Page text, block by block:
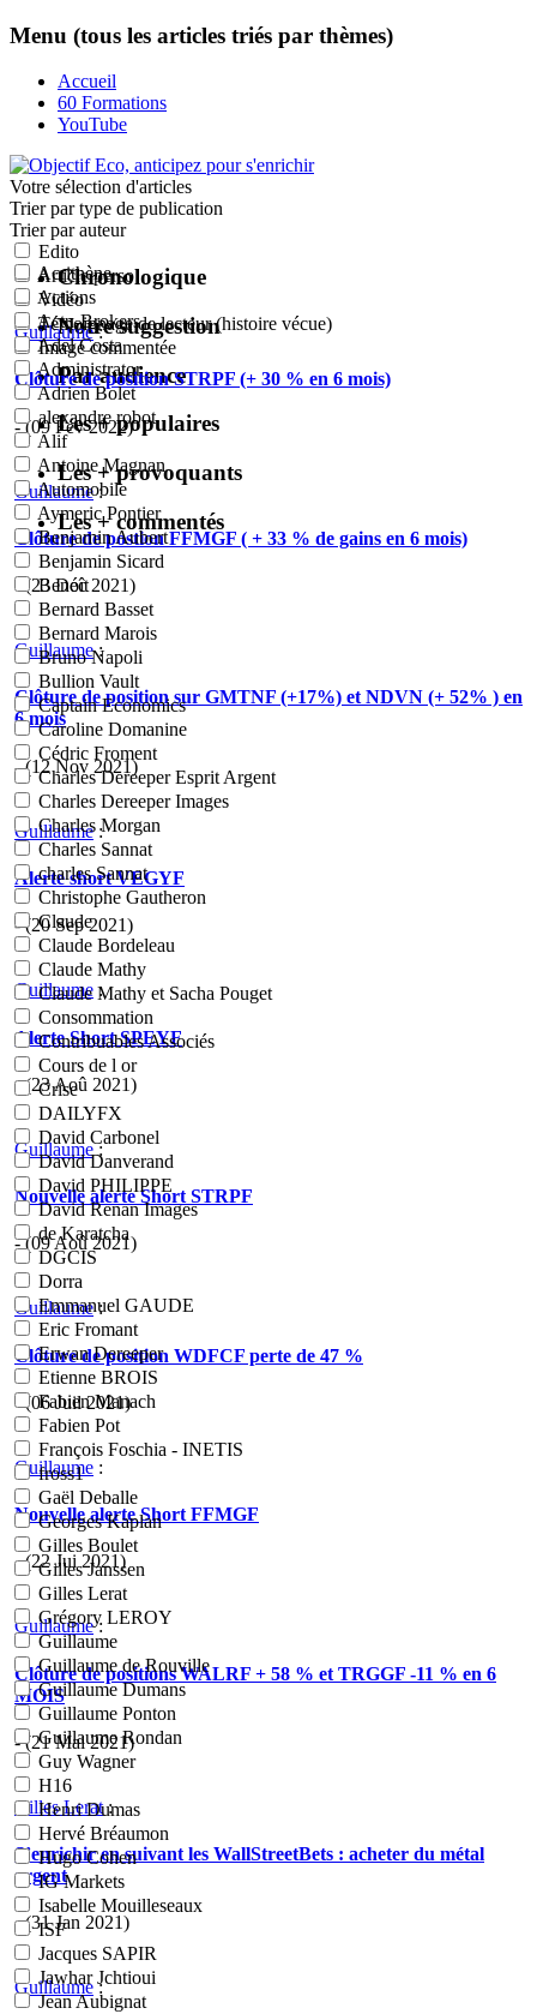
Menu (tous les articles triés par thèmes)
Accueil
60 Formations
YouTube
Votre sélection d'articles
Trier par type de publication
Edito
Article perso
Vidéo
Témoignage de lecteur (histoire vécue)
Image commentée
Trier par auteur
Acrithène
Actions
Actu-Brokers
Adel Costa
Administrator
Adrien Bolet
alexandre robot
Alif
Antoine Magnan
Automobile
Aymeric Pontier
Benjamin Aubert
Benjamin Sicard
Benoît
Bernard Basset
Bernard Marois
Bruno Napoli
Bullion Vault
Captain Economics
Caroline Domanine
Cédric Froment
Charles Dereeper Esprit Argent
Charles Dereeper Images
Charles Morgan
Charles Sannat
charles Sannat
Christophe Gautheron
Claude
Claude Bordeleau
Claude Mathy
Claude Mathy et Sacha Pouget
Consommation
Contribuables Associés
Cours de l or
Crise
DAILYFX
David Carbonel
David Danverand
David PHILIPPE
David Renan Images
de Karatcha
DGCIS
Dorra
Emmanuel GAUDE
Eric Fromant
Erwan Dereeper
Etienne BROIS
Fabien Manach
Fabien Pot
François Foschia - INETIS
fross1
Gaël Deballe
Georges Kaplan
Gilles Boulet
Gilles Janssen
Gilles Lerat
Grégory LEROY
Guillaume
Guillaume de Rouville
Guillaume Dumans
Guillaume Ponton
Guillaume Rondan
Guy Wagner
H16
Henri Dumas
Hervé Bréaumon
Hugo Cohen
IG Markets
Isabelle Mouilleseaux
ISF
Jacques SAPIR
Jawhar Jchtioui
Jean Aubignat
Chronologique
Notre suggestion
Par audience
Les + populaires
Les + provoquants
Les + commentés
Guillaume:
Clôture de position STRPF (+ 30 % en 6 mois)
- (09 Fév 2022)
Guillaume:
Clôture de postion FFMGF ( + 33 % de gains en 6 mois)
- (23 Déc 2021)
Guillaume:
Clôture de position sur GMTNF (+17%) et NDVN (+ 52% ) en
6 mois
- (12 Nov 2021)
Guillaume:
Alerte short VEGYF
- (20 Sep 2021)
Guillaume:
Alerte Short SPEYF
- (23 Aoû 2021)
Guillaume:
Nouvelle alerte Short STRPF
- (09 Aoû 2021)
Guillaume:
Clôture de position WDFCF perte de 47 %
- (06 Juil 2021)
Guillaume :
Nouvelle alerte Short FFMGF
- (22 Jui 2021)
Guillaume:
Clôture de positions WALRF + 58 % et TRGGF -11 % en 6
MOIS
- (21 Mai 2021)
Gilles Lerat:
S’enrichir en suivant les WallStreetBets : acheter du métal
argent
- (31 Jan 2021)
Guillaume: